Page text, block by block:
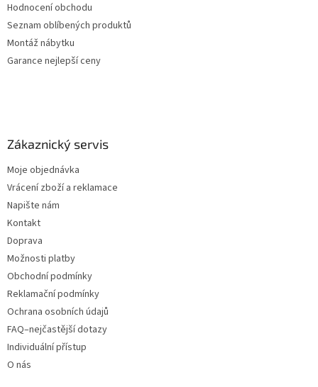
Hodnocení obchodu
Seznam oblíbených produktů
Montáž nábytku
Garance nejlepší ceny
Zákaznický servis
Moje objednávka
Vrácení zboží a reklamace
Napište nám
Kontakt
Doprava
Možnosti platby
Obchodní podmínky
Reklamační podmínky
Ochrana osobních údajů
FAQ–nejčastější dotazy
Individuální přístup
O nás